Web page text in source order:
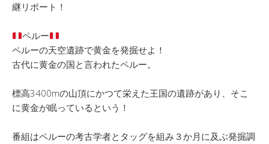
継リポート！
ペルー
ペルーの天空遺跡で黄金を発掘せよ！
古代に黄金の国と言われたペルー。
標高3400mの山頂にかつて栄えた王国の遺跡があり、そこ
に黄金が眠っているという！
番組はペルーの考古学者とタッグを組み３か月に及ぶ発掘調